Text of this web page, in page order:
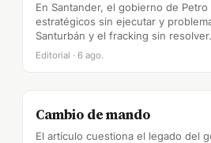
En Santander, el gobierno de
estratégicos sin ejecutar y
Santurbán y el fracking sin resolver.
Editorial · 6 ago.
Cambio de mando
El artículo cuestiona el legado del